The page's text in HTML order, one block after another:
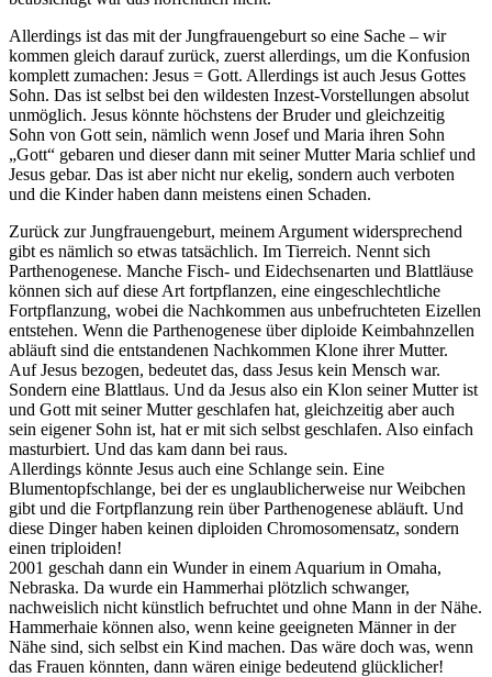
Allerdings ist das mit der Jungfrauengeburt so eine Sache – wir
kommen gleich darauf zurück, zuerst allerdings, um die Konfusion
komplett zumachen: Jesus = Gott. Allerdings ist auch Jesus Gottes
Sohn. Das ist selbst bei den wildesten Inzest-Vorstellungen absolut
unmöglich. Jesus könnte höchstens der Bruder und gleichzeitig
Sohn von Gott sein, nämlich wenn Josef und Maria ihren Sohn
„Gott“ gebaren und dieser dann mit seiner Mutter Maria schlief und
Jesus gebar. Das ist aber nicht nur ekelig, sondern auch verboten
und die Kinder haben dann meistens einen Schaden.
Zurück zur Jungfrauengeburt, meinem Argument widersprechend
gibt es nämlich so etwas tatsächlich. Im Tierreich. Nennt sich
Parthenogenese. Manche Fisch- und Eidechsenarten und Blattläuse
können sich auf diese Art fortpflanzen, eine eingeschlechtliche
Fortpflanzung, wobei die Nachkommen aus unbefruchteten Eizellen
entstehen. Wenn die Parthenogenese über diploide Keimbahnzellen
abläuft sind die entstandenen Nachkommen Klone ihrer Mutter.
Auf Jesus bezogen, bedeutet das, dass Jesus kein Mensch war.
Sondern eine Blattlaus. Und da Jesus also ein Klon seiner Mutter ist
und Gott mit seiner Mutter geschlafen hat, gleichzeitig aber auch
sein eigener Sohn ist, hat er mit sich selbst geschlafen. Also einfach
masturbiert. Und das kam dann bei raus.
Allerdings könnte Jesus auch eine Schlange sein. Eine
Blumentopfschlange, bei der es unglaublicherweise nur Weibchen
gibt und die Fortpflanzung rein über Parthenogenese abläuft. Und
diese Dinger haben keinen diploiden Chromosomensatz, sondern
einen triploiden!
2001 geschah dann ein Wunder in einem Aquarium in Omaha,
Nebraska. Da wurde ein Hammerhai plötzlich schwanger,
nachweislich nicht künstlich befruchtet und ohne Mann in der Nähe.
Hammerhaie können also, wenn keine geeigneten Männer in der
Nähe sind, sich selbst ein Kind machen. Das wäre doch was, wenn
das Frauen könnten, dann wären einige bedeutend glücklicher!